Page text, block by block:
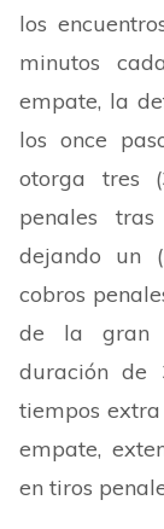
los
minutos
empate, la
los once
otorga tres
penales
dejando un
cobros
de la gran
duración de
tiempos
empate,
en tiros